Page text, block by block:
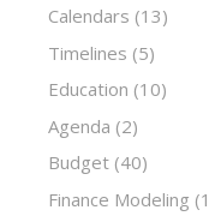
Calendars (13)
Timelines (5)
Education (10)
Agenda (2)
Budget (40)
Finance Modeling